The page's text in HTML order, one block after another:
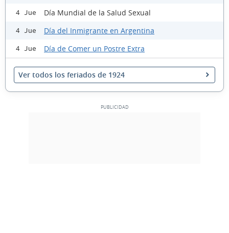
4 Jue Día Mundial de la Salud Sexual
4 Jue Día del Inmigrante en Argentina
4 Jue Día de Comer un Postre Extra
Ver todos los feriados de 1924